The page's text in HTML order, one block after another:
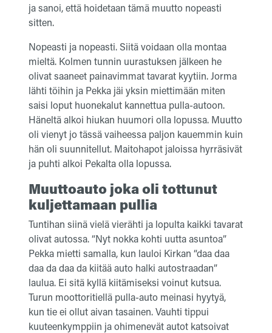
ja sanoi, että hoidetaan tämä muutto nopeasti
sitten.
Nopeasti ja nopeasti. Siitä voidaan olla montaa
mieltä. Kolmen tunnin uurastuksen jälkeen he
olivat saaneet painavimmat tavarat kyytiin. Jorma
lähti töihin ja Pekka jäi yksin miettimään miten
saisi loput huonekalut kannettua pulla-autoon.
Häneltä alkoi hiukan huumori olla lopussa. Muutto
oli vienyt jo tässä vaiheessa paljon kauemmin kuin
hän oli suunnitellut. Maitohapot jaloissa hyrräsivät
ja puhti alkoi Pekalta olla lopussa.
Muuttoauto joka oli tottunut
kuljettamaan pullia
Tuntihan siinä vielä vierähti ja lopulta kaikki tavarat
olivat autossa. “Nyt nokka kohti uutta asuntoa”
Pekka mietti samalla, kun lauloi Kirkan “daa daa
daa da daa da kiitää auto halki autostraadan”
laulua. Ei sitä kyllä kiitämiseksi voinut kutsua.
Turun moottoritiellä pulla-auto meinasi hyytyä,
kun tie ei ollut aivan tasainen. Vauhti tippui
kuuteenkymppiin ja ohimenevät autot katsoivat